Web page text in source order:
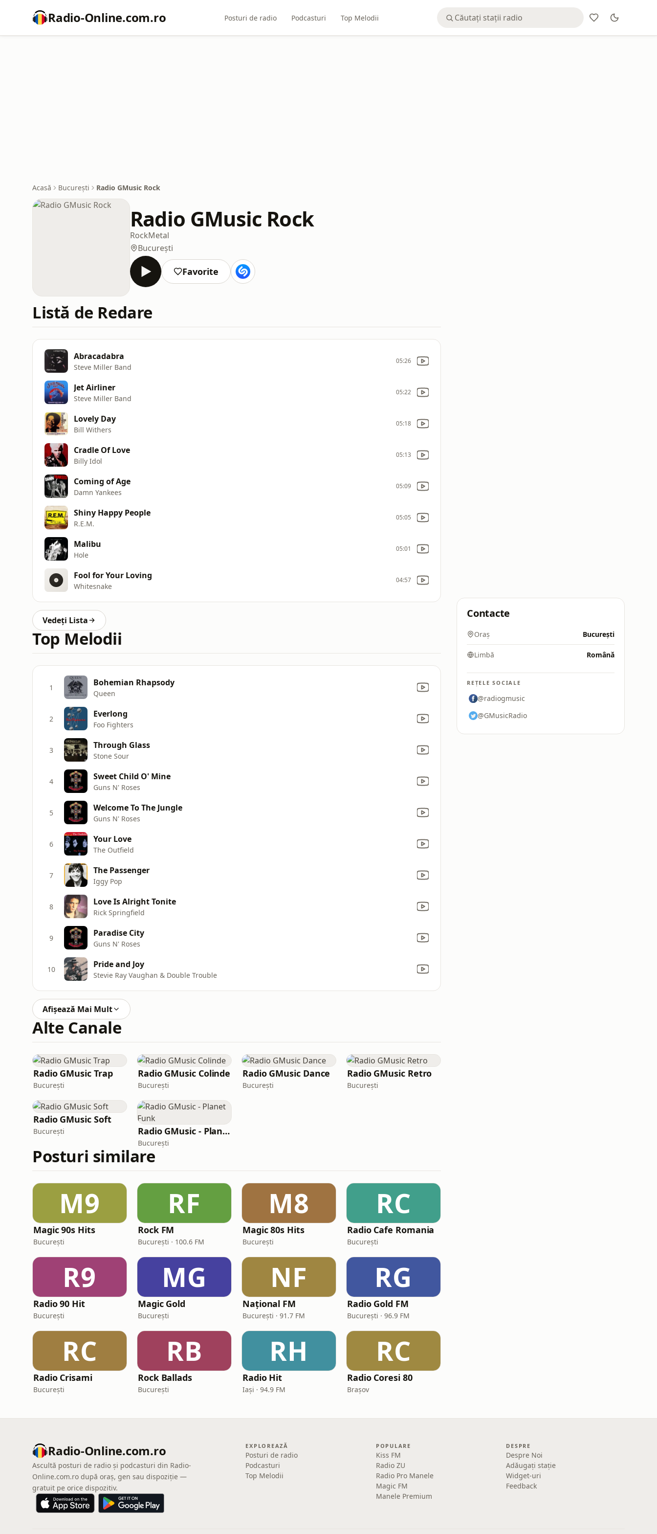
Radio-Online.com.ro Posturi de radio Podcasturi Top Melodii
Acasă București Radio GMusic Rock
Radio GMusic Rock
RockMetal
București
Favorite
Listă de Redare
Abracadabra
Steve Miller Band
05:26
Jet Airliner
Steve Miller Band
05:22
Lovely Day
Bill Withers
05:18
Cradle Of Love
Billy Idol
05:13
Coming of Age
Damn Yankees
05:09
Shiny Happy People
R.E.M.
05:05
Malibu
Hole
05:01
Fool for Your Loving
Whitesnake
04:57
Vedeți Lista
Top Melodii
1 Bohemian Rhapsody
Queen
2 Everlong
Foo Fighters
3 Through Glass
Stone Sour
4 Sweet Child O' Mine
Guns N' Roses
5 Welcome To The Jungle
Guns N' Roses
6 Your Love
The Outfield
7 The Passenger
Iggy Pop
8 Love Is Alright Tonite
Rick Springfield
9 Paradise City
Guns N' Roses
10 Pride and Joy
Stevie Ray Vaughan & Double Trouble
Afișează Mai Mult
Alte Canale
Radio GMusic Trap
București
Radio GMusic Colinde
București
Radio GMusic Dance
București
Radio GMusic Retro
București
Radio GMusic Soft
București Radio GMusic - Planet Funk
București
Posturi similare
M9
Magic 90s Hits
București
RF
Rock FM
București · 100.6 FM
M8
Magic 80s Hits
București
RC
Radio Cafe Romania
București
R9
Radio 90 Hit
București
MG
Magic Gold
București
NF
Național FM
București · 91.7 FM
RG
Radio Gold FM
București · 96.9 FM
RC
Radio Crisami
București
RB
Rock Ballads
București
RH
Radio Hit
Iași · 94.9 FM
RC
Radio Coresi 80
Brașov
Contacte
Oraș București
Limbă Română
REȚELE SOCIALE
@radiogmusic
@GMusicRadio
Radio-Online.com.ro
Ascultă posturi de radio și podcasturi din Radio-
Online.com.ro după oraș, gen sau dispoziție —
gratuit pe orice dispozitiv.
EXPLOREAZĂ
Posturi de radio
Podcasturi
Top Melodii
POPULARE
Kiss FM
Radio ZU
Radio Pro Manele
Magic FM
Manele Premium
DESPRE
Despre Noi
Adăugați stație
Widget-uri
Feedback